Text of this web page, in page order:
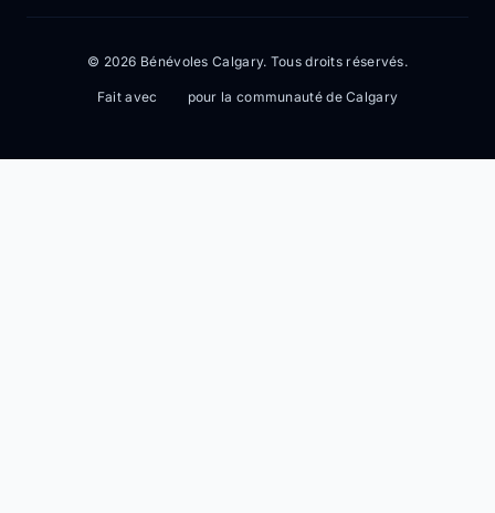
© 2026 Bénévoles Calgary. Tous droits réservés.
Fait avec pour la communauté de Calgary